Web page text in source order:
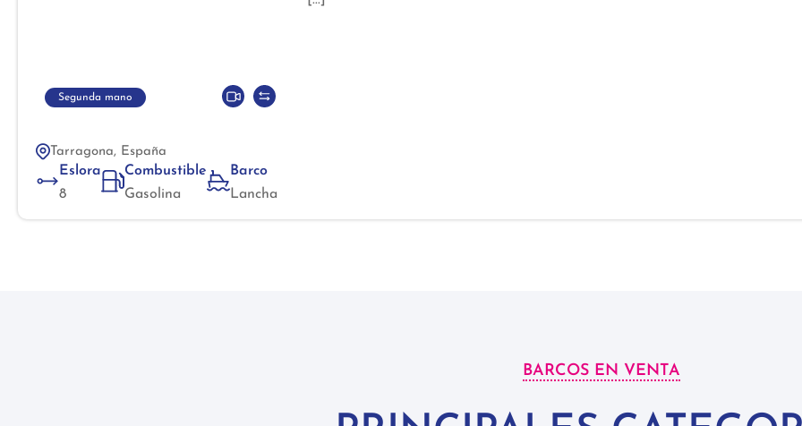
Segunda mano
Tarragona, España
Eslora
8
Combustible
Gasolina
Barco
Lancha
BARCOS EN VENTA